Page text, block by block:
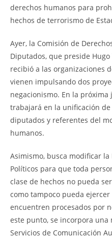
derechos humanos para
hechos de terrorismo de
Ayer, la Comisión de
Diputados, que preside
recibió a las organizaciones
vienen impulsando dos
negacionismo. En la próxima
trabajará en la unificación
diputados y referentes del
humanos.
Asimismo, busca modificar
Políticos para que toda
clase de hechos no pueda
como tampoco pueda
encuentren procesados por
este punto, se incorpora una
Servicios de Comunicación